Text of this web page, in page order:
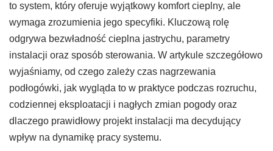
to system, który oferuje wyjątkowy komfort cieplny, ale
wymaga zrozumienia jego specyfiki. Kluczową rolę
odgrywa bezwładność cieplna jastrychu, parametry
instalacji oraz sposób sterowania. W artykule szczegółowo
wyjaśniamy, od czego zależy czas nagrzewania
podłogówki, jak wygląda to w praktyce podczas rozruchu,
codziennej eksploatacji i nagłych zmian pogody oraz
dlaczego prawidłowy projekt instalacji ma decydujący
wpływ na dynamikę pracy systemu.